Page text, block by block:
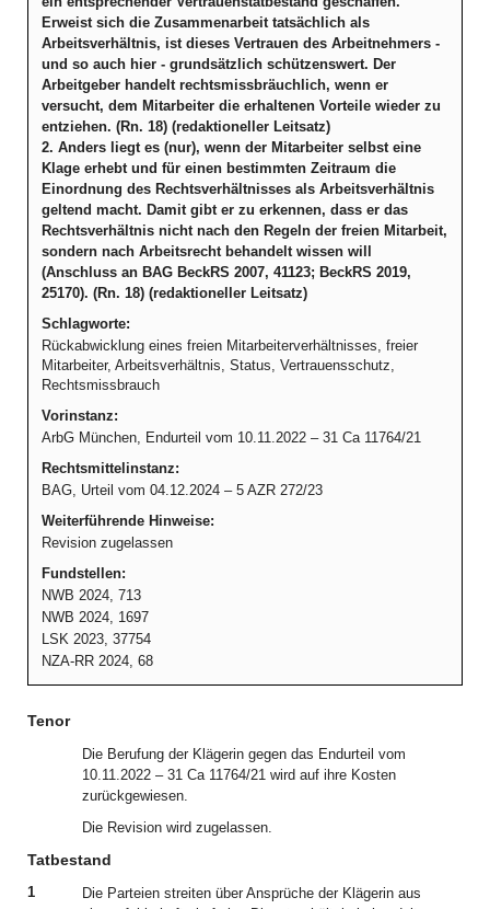
Erweist sich die Zusammenarbeit tatsächlich als
Arbeitsverhältnis, ist dieses Vertrauen des Arbeitnehmers -
und so auch hier - grundsätzlich schützenswert. Der
Arbeitgeber handelt rechtsmissbräuchlich, wenn er
versucht, dem Mitarbeiter die erhaltenen Vorteile wieder zu
entziehen. (Rn. 18) (redaktioneller Leitsatz)
2. Anders liegt es (nur), wenn der Mitarbeiter selbst eine
Klage erhebt und für einen bestimmten Zeitraum die
Einordnung des Rechtsverhältnisses als Arbeitsverhältnis
geltend macht. Damit gibt er zu erkennen, dass er das
Rechtsverhältnis nicht nach den Regeln der freien Mitarbeit,
sondern nach Arbeitsrecht behandelt wissen will
(Anschluss an BAG BeckRS 2007, 41123; BeckRS 2019,
25170). (Rn. 18) (redaktioneller Leitsatz)
Schlagworte:
Rückabwicklung eines freien Mitarbeiterverhältnisses, freier
Mitarbeiter, Arbeitsverhältnis, Status, Vertrauensschutz,
Rechtsmissbrauch
Vorinstanz:
ArbG München, Endurteil vom 10.11.2022 – 31 Ca 11764/21
Rechtsmittelinstanz:
BAG, Urteil vom 04.12.2024 – 5 AZR 272/23
Weiterführende Hinweise:
Revision zugelassen
Fundstellen:
NWB 2024, 713
NWB 2024, 1697
LSK 2023, 37754
NZA-RR 2024, 68
Tenor
Die Berufung der Klägerin gegen das Endurteil vom
10.11.2022 – 31 Ca 11764/21 wird auf ihre Kosten
zurückgewiesen.
Die Revision wird zugelassen.
Tatbestand
1
Die Parteien streiten über Ansprüche der Klägerin aus